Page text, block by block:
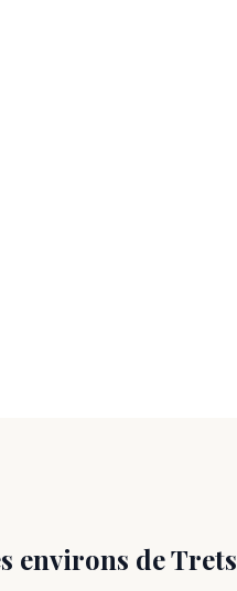
environs deTrets